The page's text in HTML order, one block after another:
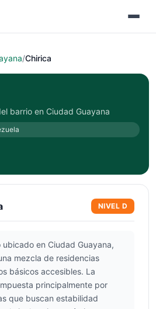
/Chirica
barrio en Ciudad Guayana
NIVEL D
ubicado en Ciudad Guayana,
mezcla de residencias
básicos accesibles. La
principalmente por
que buscan estabilidad